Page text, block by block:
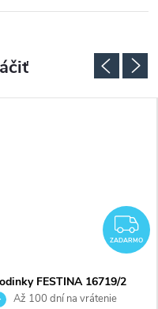
ZADARMO
FESTINA 16719/2
Až 100 dní na vrátenie